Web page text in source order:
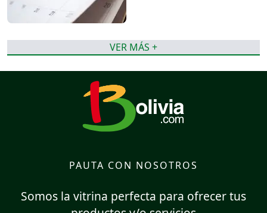
VER MÁS +
PAUTA CON NOSOTROS
Somos la vitrina perfecta para ofrecer tus